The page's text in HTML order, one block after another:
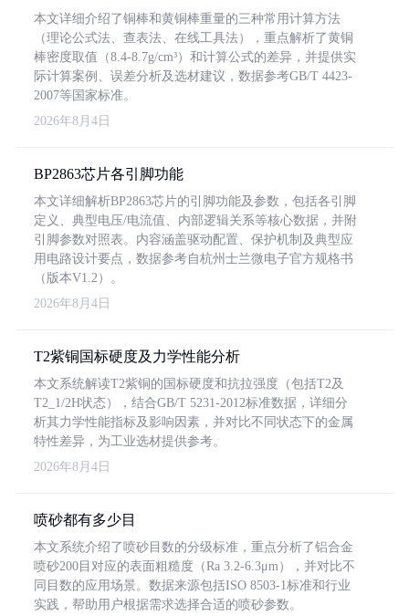
本文详细介绍了铜棒和黄铜棒重量的三种常用计算方法
（理论公式法、查表法、在线工具法），重点解析了黄铜
棒密度取值（8.4-8.7g/cm³）和计算公式的差异，并提供实
际计算案例、误差分析及选材建议，数据参考GB/T 4423-
2007等国家标准。
2026年8月4日
BP2863芯片各引脚功能
本文详细解析BP2863芯片的引脚功能及参数，包括各引脚
定义、典型电压/电流值、内部逻辑关系等核心数据，并附
引脚参数对照表。内容涵盖驱动配置、保护机制及典型应
用电路设计要点，数据参考自杭州士兰微电子官方规格书
（版本V1.2）。
2026年8月4日
T2紫铜国标硬度及力学性能分析
本文系统解读T2紫铜的国标硬度和抗拉强度（包括T2及
T2_1/2H状态），结合GB/T 5231-2012标准数据，详细分
析其力学性能指标及影响因素，并对比不同状态下的金属
特性差异，为工业选材提供参考。
2026年8月4日
喷砂都有多少目
本文系统介绍了喷砂目数的分级标准，重点分析了铝合金
喷砂200目对应的表面粗糙度（Ra 3.2-6.3μm），并对比不
同目数的应用场景。数据来源包括ISO 8503-1标准和行业
实践，帮助用户根据需求选择合适的喷砂参数。